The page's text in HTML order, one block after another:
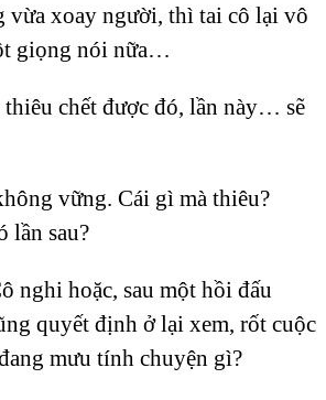
vừa xoay người, thì tai cô lại vô
giọng nói nữa…
chết được đó, lần này… sẽ
vững. Cái gì mà thiêu?
lần sau?
nghi hoặc, sau một hồi đấu
quyết định ở lại xem, rốt cuộc
mưu tính chuyện gì?